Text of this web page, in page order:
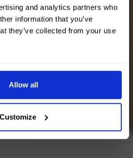
and analytics partners who
information that you’ve
they’ve collected from your use
Allow all
Customize